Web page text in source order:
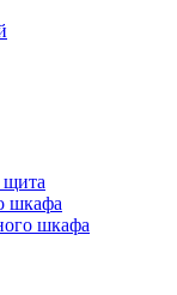
щита
шкафа
шкафа